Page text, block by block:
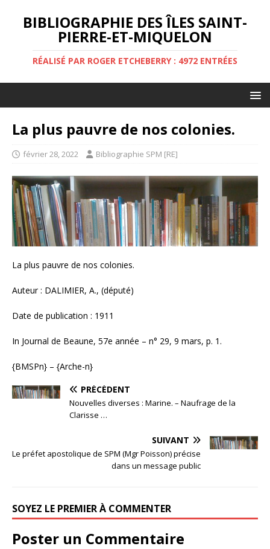
BIBLIOGRAPHIE DES ÎLES SAINT-
PIERRE-ET-MIQUELON
RÉALISÉ PAR ROGER ETCHEBERRY : 4972 ENTRÉES
La plus pauvre de nos colonies.
février 28, 2022 Bibliographie SPM [RE]
La plus pauvre de nos colonies.
Auteur : DALIMIER, A., (député)
Date de publication : 1911
In Journal de Beaune, 57e année – n° 29, 9 mars, p. 1.
{BMSPn} – {Arche-n}
PRÉCÉDENT
Nouvelles diverses : Marine. – Naufrage de la
Clarisse …
SUIVANT
Le préfet apostolique de SPM (Mgr Poisson) précise
dans un message public
SOYEZ LE PREMIER À COMMENTER
Poster un Commentaire